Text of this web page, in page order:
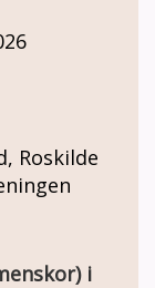
Roskilde
i